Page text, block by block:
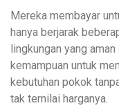
Mereka membayar
hanya berjarak
lingkungan yang
kemampuan untuk
kebutuhan pokok
tak ternilai harganya.